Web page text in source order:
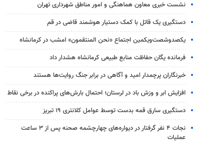
نشست خبری معاون هماهنگی و امور مناطق شهرداری تهران
دستگیری یک قاتل با کمک دستیار هوشمند قاضی در قم
یکصدوشصت‌ویکمین اجتماع «نحن المنتقمون» امشب در کرمانشاه
فرمانده یگان حفاظت منابع طبیعی کرمانشاه هشدار داد
خبرنگاران پرچمدار امید و آگاهی در برابر جنگ روایت‌ها هستند
افزایش ابر و وزش باد در لرستان؛ احتمال بارش‌های پراکنده در برخی نقاط
دستگیری سارق قمه بدست توسط عوامل کلانتری ۱۹ تبریز
نجات ۴ نفر گرفتار در دیواره‌های چهارچشمه صحنه پس از ۳ ساعت
عملیات